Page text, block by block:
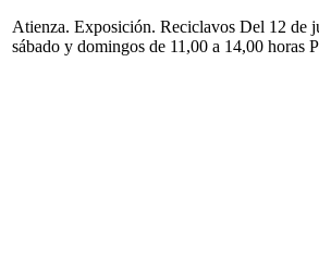
Atienza. Exposición. Reciclavos Del 12 de
sábado y domingos de 11,00 a 14,00 horas